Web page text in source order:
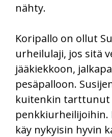
nähty.
Koripallo on ollut
urheilulaji, jos sitä
jääkiekkoon,
pesäpalloon.
kuitenkin tarttunut
penkkiurheilijoihin.
käy nykyisin hyvin